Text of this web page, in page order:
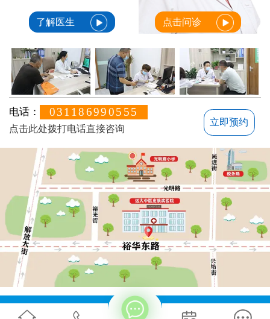
了解医生 点击问诊
电话： 031186990555
点击此处拨打电话直接咨询
立即预约
地址：石家庄桥西区裕华东路7号
方便说下您的白癜风症状？